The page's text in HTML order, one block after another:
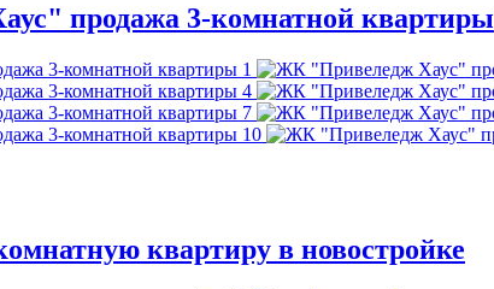
продажа 3-комнатной квартиры
1
4
7
10
квартиру в новостройке